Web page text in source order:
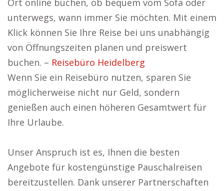
Ort online buchen, ob bequem vom Sofa oder
unterwegs, wann immer Sie möchten. Mit einem
Klick können Sie Ihre Reise bei uns unabhängig
von Öffnungszeiten planen und preiswert
buchen. – Reisebüro Heidelberg
Wenn Sie ein Reisebüro nutzen, sparen Sie
möglicherweise nicht nur Geld, sondern
genießen auch einen höheren Gesamtwert für
Ihre Urlaube.
Unser Anspruch ist es, Ihnen die besten
Angebote für kostengünstige Pauschalreisen
bereitzustellen. Dank unserer Partnerschaften